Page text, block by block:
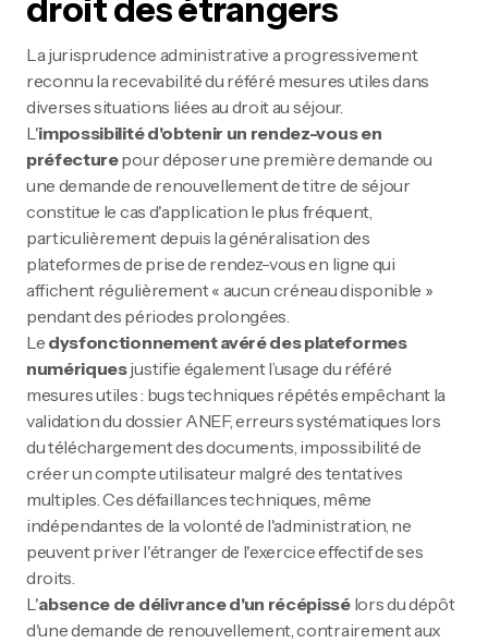
droit des étrangers
La jurisprudence administrative a progressivement
reconnu la recevabilité du référé mesures utiles dans
diverses situations liées au droit au séjour.
L'impossibilité d'obtenir un rendez-vous en
préfecturepour déposer une première demande ou
une demande de renouvellement de titre de séjour
constitue le cas d'application le plus fréquent,
particulièrement depuis la généralisation des
plateformes de prise de rendez-vous en ligne qui
affichent régulièrement « aucun créneau disponible »
pendant des périodes prolongées.
Le dysfonctionnement avéré des plateformes
numériquesjustifie également l’usage du référé
mesures utiles : bugs techniques répétés empêchant la
validation du dossier ANEF, erreurs systématiques lors
du téléchargement des documents, impossibilité de
créer un compte utilisateur malgré des tentatives
multiples. Ces défaillances techniques, même
indépendantes de la volonté de l'administration, ne
peuvent priver l'étranger de l'exercice effectif de ses
droits.
L'absence de délivrance d'un récépissélors du dépôt
d'une demande de renouvellement, contrairement aux